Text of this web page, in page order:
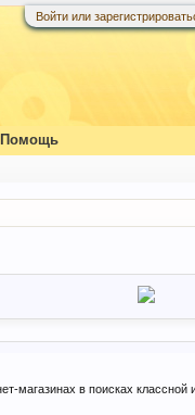
Войти или
магазинах в поисках
Помощь